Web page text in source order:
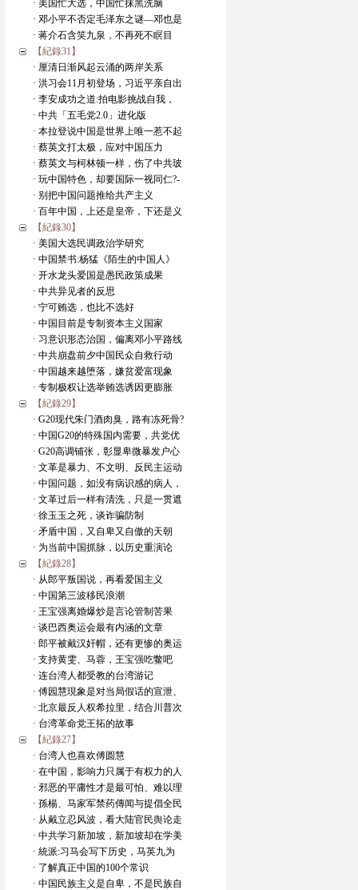
· 美国忙大选，中国忙抹黑洗脑
· 邓小平不否定毛泽东之谜—邓也是
· 蒋介石含笑九泉，不再死不瞑目
【紀錄31】
· 厘清日渐风起云涌的两岸关系
· 洪习会11月初登场，习近平亲自出
· 李安成功之道:拍电影挑战自我，
· 中共「五毛党2.0」进化版
· 本拉登说中国是世界上唯一惹不起
· 蔡英文打太极，应对中国压力
· 蔡英文与柯林顿一样，伤了中共玻
· 玩中国特色，却要国际一视同仁?-
· 别把中国问题推给共产主义
· 百年中国，上还是皇帝，下还是义
【紀錄30】
· 美国大选民调政治学研究
· 中国禁书:杨猛《陌生的中国人》
· 开水龙头爱国是愚民政策成果
· 中共异见者的反思
· 宁可贿选，也比不选好
· 中国目前是专制资本主义国家
· 习意识形态治国，偏离邓小平路线
· 中共崩盘前夕中国民众自救行动
· 中国越来越堕落，嫌贫爱富现象
· 专制极权让选举贿选诱因更膨胀
【紀錄29】
· G20现代朱门酒肉臭，路有冻死骨?
· 中国G20的特殊国内需要，共党优
· G20高调铺张，彰显卑微暴发户心
· 文革是暴力、不文明、反民主运动
· 中国问题，如没有病识感的病人，
· 文革过后一样有清洗，只是一贯遮
· 徐玉玉之死，谈诈骗防制
· 矛盾中国，又自卑又自傲的天朝
· 为当前中国抓脉，以历史重演论
【紀錄28】
· 从郎平叛国说，再看爱国主义
· 中国第三波移民浪潮
· 王宝强离婚爆炒是言论管制苦果
· 谈巴西奥运会最有内涵的文章
· 郎平被戴汉奸帽，还有更惨的奥运
· 支持黄雯、马蓉，王宝强吃鳖吧
· 连台湾人都受教的台湾游记
· 傅园慧現象是对当局假话的宣泄、
· 北京最反人权希拉里，结合川普次
· 台湾革命党王拓的故事
【紀錄27】
· 台湾人也喜欢傅圆慧
· 在中国，影响力只属于有权力的人
· 邪恶的平庸性才是最可怕、难以理
· 孫楊、马家军禁药傳闻与提倡全民
· 从戴立忍风波，看大陆官民舆论走
· 中共学习新加坡，新加坡却在学美
· 統派:习马会写下历史，马英九为
· 了解真正中国的100个常识
· 中国民族主义是自卑，不是民族自